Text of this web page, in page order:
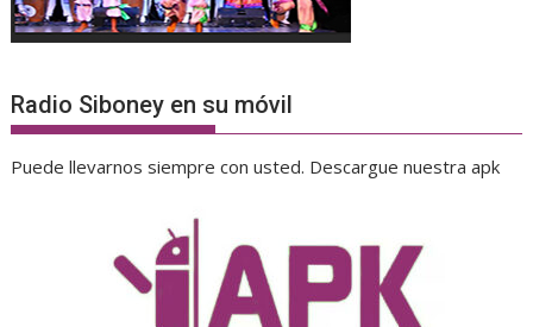
Radio Siboney en su móvil
Puede llevarnos siempre con usted. Descargue nuestra apk